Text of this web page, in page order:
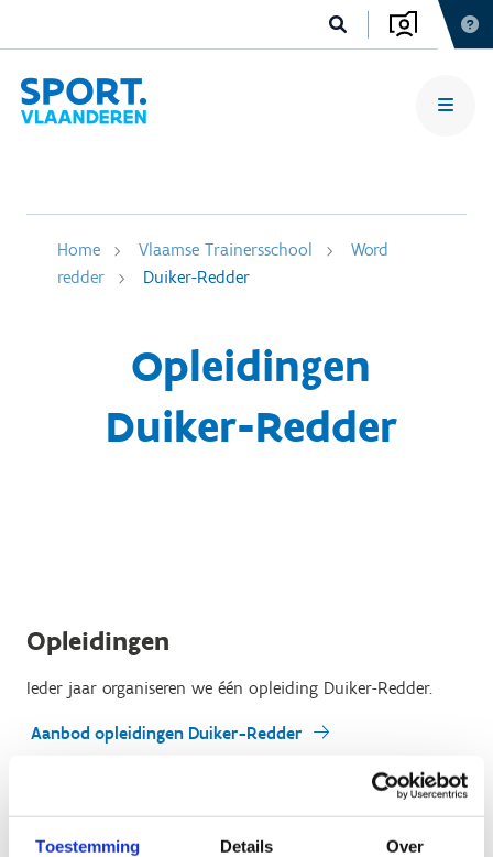
Toestemming Details Over
Home Vlaamse Trainersschool
Word
redder
Duiker-Redder
Opleidingen
Duiker-Redder
Opleidingen
Ieder jaar organiseren we één opleiding Duiker-Redder.
Aanbod opleidingen Duiker-Redder
Toelatingsvoorwaarde: Het brevet duiker-hulpverlener
(NELOS) of speciality Redden-Hulpverlener duiker (BLS, O2,